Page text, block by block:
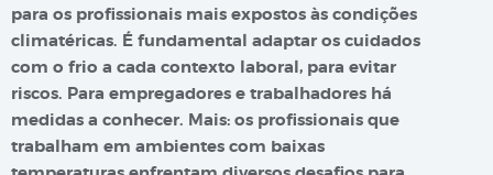
para os profissionais mais expostos às condições
climatéricas. É fundamental adaptar os cuidados
com o frio a cada contexto laboral, para evitar
riscos. Para empregadores e trabalhadores há
medidas a conhecer. Mais: os profissionais que
trabalham em ambientes com baixas